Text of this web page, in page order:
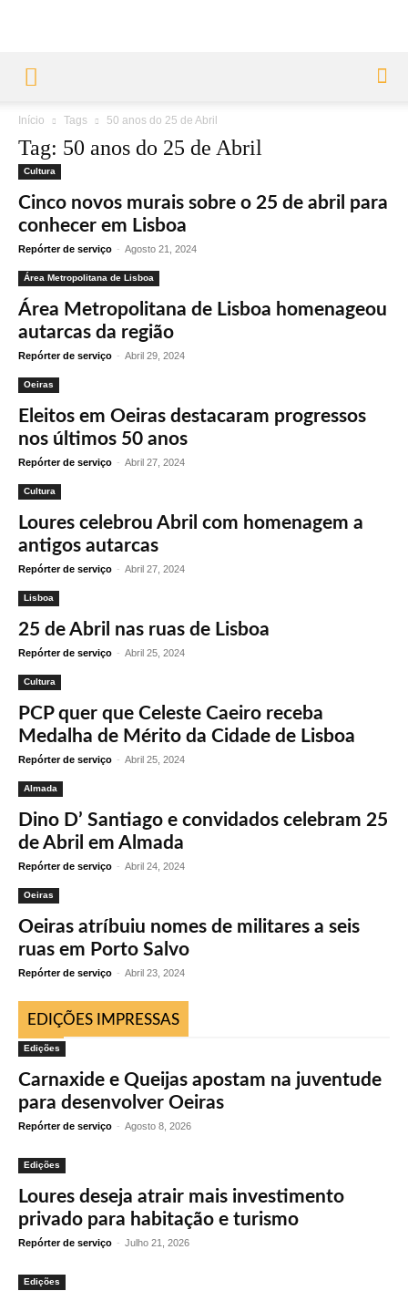
Início Tags 50 anos do 25 de Abril
Tag: 50 anos do 25 de Abril
Cultura
Cinco novos murais sobre o 25 de abril para
conhecer em Lisboa
Repórter de serviço - Agosto 21, 2024
Área Metropolitana de Lisboa
Área Metropolitana de Lisboa homenageou
autarcas da região
Repórter de serviço - Abril 29, 2024
Oeiras
Eleitos em Oeiras destacaram progressos
nos últimos 50 anos
Repórter de serviço - Abril 27, 2024
Cultura
Loures celebrou Abril com homenagem a
antigos autarcas
Repórter de serviço - Abril 27, 2024
Lisboa
25 de Abril nas ruas de Lisboa
Repórter de serviço - Abril 25, 2024
Cultura
PCP quer que Celeste Caeiro receba
Medalha de Mérito da Cidade de Lisboa
Repórter de serviço - Abril 25, 2024
Almada
Dino D’ Santiago e convidados celebram 25
de Abril em Almada
Repórter de serviço - Abril 24, 2024
Oeiras
Oeiras atríbuiu nomes de militares a seis
ruas em Porto Salvo
Repórter de serviço - Abril 23, 2024
EDIÇÕES IMPRESSAS
Edições
Carnaxide e Queijas apostam na juventude
para desenvolver Oeiras
Repórter de serviço - Agosto 8, 2026
Edições
Loures deseja atrair mais investimento
privado para habitação e turismo
Repórter de serviço - Julho 21, 2026
Edições